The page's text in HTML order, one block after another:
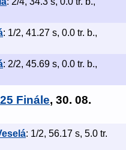
: 1/2, 41.27 s, 0.0 tr. b.,
: 2/2, 45.69 s, 0.0 tr. b.,
Finále, 30. 08.
: 1/2, 56.17 s, 5.0 tr.